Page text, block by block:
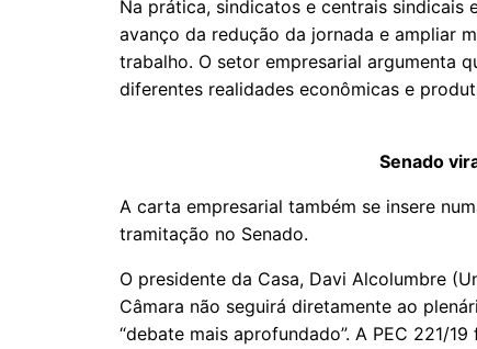
Na prática, sindicatos e centrais
avanço da redução da jornada e ampliar
trabalho. O setor empresarial argumenta
diferentes realidades econômicas e
Senado
A carta empresarial também se insere
tramitação no Senado.
O presidente da Casa, Davi Alcolumbre
Câmara não seguirá diretamente ao
“debate mais aprofundado”. A PEC 221/